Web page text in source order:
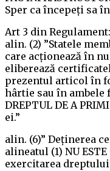
Sper ca începeți sa
Art 3 din Regulament:
alin. (2) ”Statele
care acționează în
eliberează
prezentul articol în
hârtie sau în
DREPTUL DE A
ei.”
alin. (6)” Deținerea
alineatul (1) NU
exercitarea